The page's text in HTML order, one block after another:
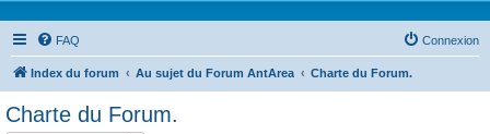
FAQ Connexion
Index du forum Au sujet du Forum AntArea Charte du Forum.
Charte du Forum.